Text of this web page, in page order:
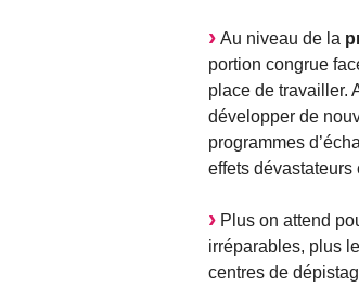
Au niveau de la
portion congrue
place de travailler.
développer de
programmes
effets
Plus on attend
irréparables, plus
centres de